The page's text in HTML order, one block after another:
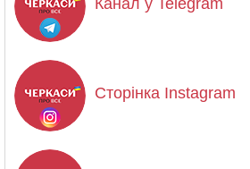
Сторінка Instagram